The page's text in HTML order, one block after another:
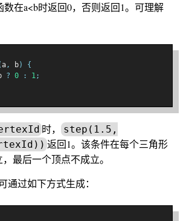
数在a<b时返回0，否则返回1。可理解
a, b)
{
? 0 : 1;
时， step(1.5,
返回1。该条件在每个三角形
最后一个顶点不成立。
通过如下方式生成：